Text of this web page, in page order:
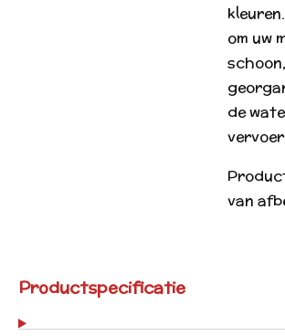
om uw
de
van
Productspecificatie